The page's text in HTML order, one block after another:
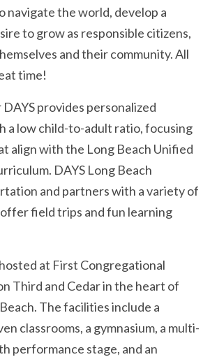
navigate the world, develop a
to grow as responsible citizens,
and their community. All
time!
DAYS provides personalized
a low child-to-adult ratio, focusing
align with the Long Beach Unified
DAYS Long Beach
and partners with a variety of
field trips and fun learning
at First Congregational
Third and Cedar in the heart of
The facilities include a
classrooms, a gymnasium, a multi-
performance stage, and an